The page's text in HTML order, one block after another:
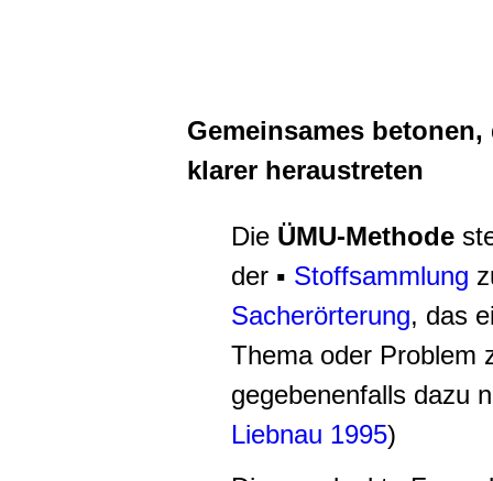
Gemeinsames
klarer heraustreten
Die ÜMU-Methode
der ▪ Stoffsammlung
Sacherörterung, das
Thema oder Problem
gegebenenfalls dazu
Liebnau 1995)